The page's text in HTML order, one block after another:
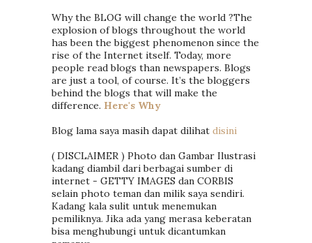
Why the BLOG will change the world ?The
explosion of blogs throughout the world
has been the biggest phenomenon since the
rise of the Internet itself. Today, more
people read blogs than newspapers. Blogs
are just a tool, of course. It’s the bloggers
behind the blogs that will make the
difference. Here's Why
Blog lama saya masih dapat dilihat disini
( DISCLAIMER ) Photo dan Gambar Ilustrasi
kadang diambil dari berbagai sumber di
internet - GETTY IMAGES dan CORBIS
selain photo teman dan milik saya sendiri.
Kadang kala sulit untuk menemukan
pemiliknya. Jika ada yang merasa keberatan
bisa menghubungi untuk dicantumkan